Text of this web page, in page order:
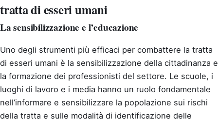
tratta di esseri umani
La sensibilizzazione e l’educazione
Uno degli strumenti più efficaci per combattere la tratta
di esseri umani è la sensibilizzazione della cittadinanza e
la formazione dei professionisti del settore. Le scuole, i
luoghi di lavoro e i media hanno un ruolo fondamentale
nell’informare e sensibilizzare la popolazione sui rischi
della tratta e sulle modalità di identificazione delle